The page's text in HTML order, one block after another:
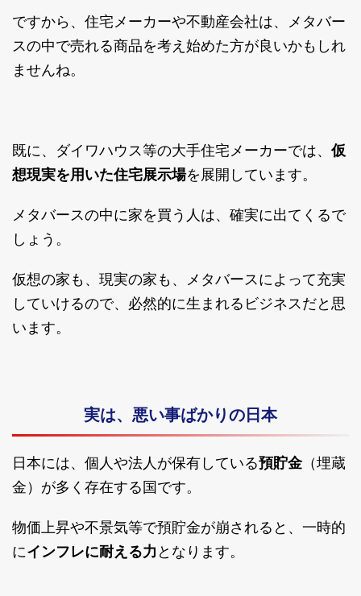
ですから、住宅メーカーや不動産会社は、メタバー
スの中で売れる商品を考え始めた方が良いかもしれ
ませんね。
既に、ダイワハウス等の大手住宅メーカーでは、仮
想現実を用いた住宅展示場を展開しています。
メタバースの中に家を買う人は、確実に出てくるで
しょう。
仮想の家も、現実の家も、メタバースによって充実
していけるので、必然的に生まれるビジネスだと思
います。
実は、悪い事ばかりの日本
日本には、個人や法人が保有している預貯金（埋蔵
金）が多く存在する国です。
物価上昇や不景気等で預貯金が崩されると、一時的
にインフレに耐える力 となります。